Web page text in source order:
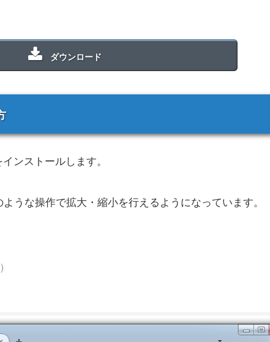
ダウンロード
インストールします。
うな操作で拡大・縮小を行えるようになっています。